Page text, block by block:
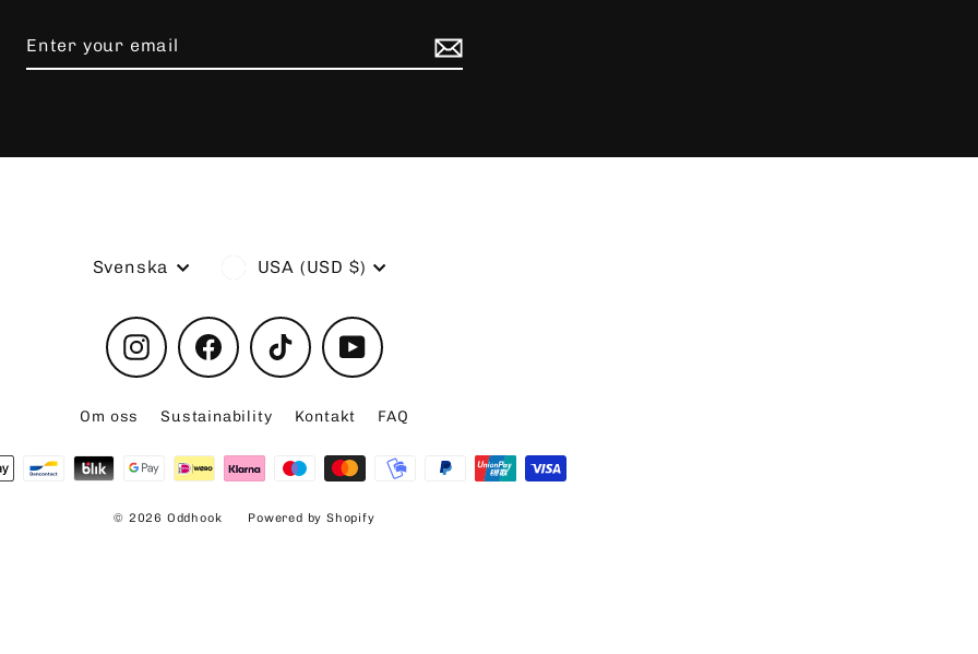
Language
Svenska Currency
USA (USD $)
InstagramFacebook TikTok YouTube
Om oss Sustainability Kontakt FAQ
© 2026 Oddhook Powered by Shopify